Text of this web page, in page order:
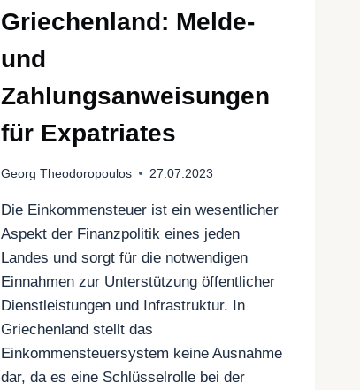
Griechenland: Melde-
und
Zahlungsanweisungen
für Expatriates
Georg Theodoropoulos 27.07.2023
Die Einkommensteuer ist ein wesentlicher
Aspekt der Finanzpolitik eines jeden
Landes und sorgt für die notwendigen
Einnahmen zur Unterstützung öffentlicher
Dienstleistungen und Infrastruktur. In
Griechenland stellt das
Einkommensteuersystem keine Ausnahme
dar, da es eine Schlüsselrolle bei der